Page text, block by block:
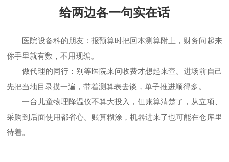
给两边各一句实在话
医院设备科的朋友：报预算时把回本测算附上，财务问起来
你手里就有数，不用现编。
做代理的同行：别等医院来问收费才想起来查。进场前自己
先把当地目录摸一遍，带着测算表去谈，单子推进顺得多。
一台儿童物理降温仪不算大投入，但账算清楚了，从立项、
采购到后面使用都省心。账算糊涂，机器进来了也可能在仓库里
待着。